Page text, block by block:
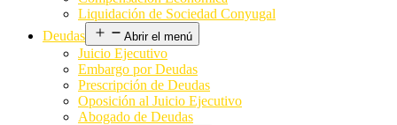
Liquidación de Sociedad Conyugal
Deudas
Abrir el menú
Juicio Ejecutivo
Embargo por Deudas
Prescripción de Deudas
Oposición al Juicio Ejecutivo
Abogado de Deudas